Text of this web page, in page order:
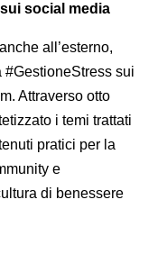
social media
all’esterno,
sui
Attraverso otto
i temi trattati
pratici per la
e
di benessere